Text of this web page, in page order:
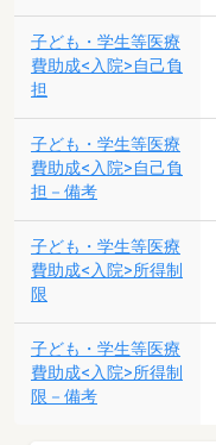
子ども・学生等医療
費助成<入院>自己負
担
子ども・学生等医療
費助成<入院>自己負
担－備考
子ども・学生等医療
費助成<入院>所得制
限
子ども・学生等医療
費助成<入院>所得制
限－備考